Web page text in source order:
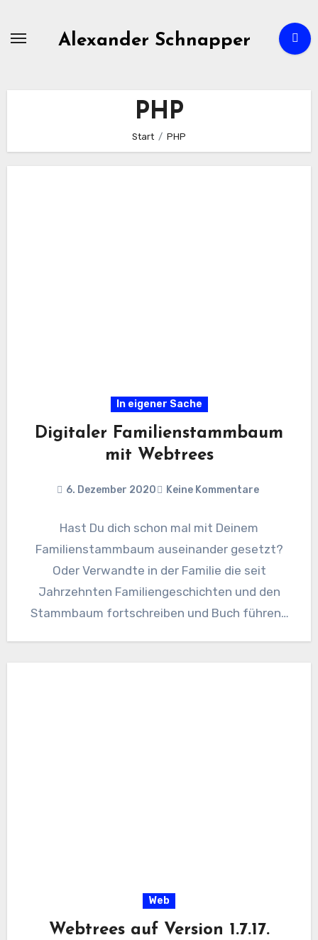
Alexander Schnapper
PHP
Start PHP
In eigener Sache
Digitaler Familienstammbaum
mit Webtrees
6. Dezember 2020 Keine Kommentare
Hast Du dich schon mal mit Deinem
Familienstammbaum auseinander gesetzt?
Oder Verwandte in der Familie die seit
Jahrzehnten Familiengeschichten und den
Stammbaum fortschreiben und Buch führen?
Web
Webtrees auf Version 1.7.17.